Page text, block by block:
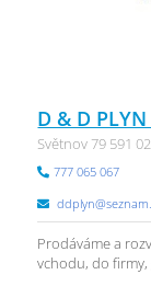
D & D
Světnov 79 591
777 065 067
Prodáváme a
vchodu, do firmy,